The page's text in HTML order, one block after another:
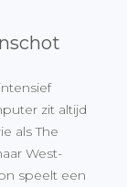
zit altijd
als The
West-
speelt een